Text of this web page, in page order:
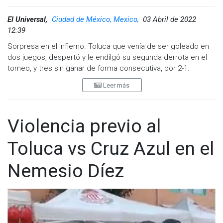
El Universal, Ciudad de México, Mexico, 03 Abril de 2022
12:39
Sorpresa en el Infierno. Toluca que venía de ser goleado en
dos juegos, despertó y le endilgó su segunda derrota en el
torneo, y tres sin ganar de forma consecutiva, por 2-1.
Con plena consciencia de que se jugaban la cabeza de su
director técnico, los Diablos Rojos del Toluca salieron a
puntos, volviéndose a meter en zona de Liguilla, en tanto que
los Camoteros peligran de caer del tercer lugar de la tabla.
Desde el primer minuto, se vio a cuadro rojo con otra actitud,
corto y al pie, siendo más directos en el ataque.
****************************
Con Leo Fernández jugando más suelto, con más
posibilidades de explotar su capacidad en corto y largo, el
Leer más
Violencia previo al
Toluca vs Cruz Azul en el
Nemesio Díez